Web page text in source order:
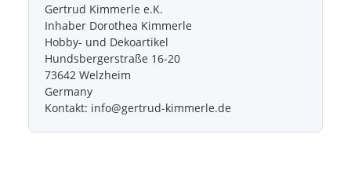
Gertrud Kimmerle e.K.
Inhaber Dorothea Kimmerle
Hobby- und Dekoartikel
Hundsbergerstraße 16-20
73642 Welzheim
Germany
Kontakt: info@gertrud-kimmerle.de